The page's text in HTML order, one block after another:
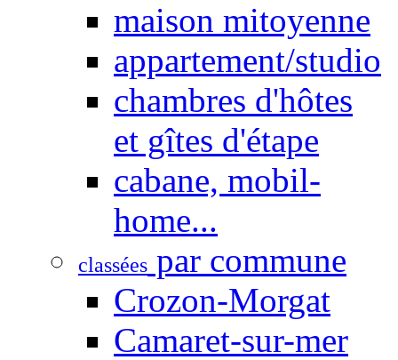
maison mitoyenne
appartement/studio
chambres d'hôtes
et gîtes d'étape
cabane, mobil-
home...
classées par commune
Crozon-Morgat
Camaret-sur-mer